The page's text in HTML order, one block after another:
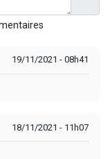
19/11/2021 - 08h41
18/11/2021 - 11h07